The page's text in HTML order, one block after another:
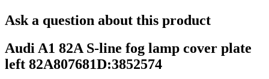
Ask a question about this product
Audi A1 82A S-line fog lamp cover plate
left 82A807681D:3852574